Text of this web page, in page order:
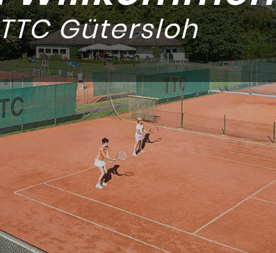
Gütersloh